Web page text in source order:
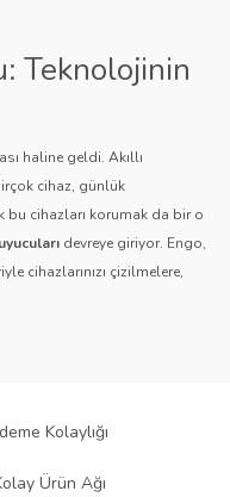
Teknolojinin
haline geldi. Akıllı
cihaz, günlük
bu cihazları korumak da bir o
devreye giriyor. Engo,
cihazlarınızı çizilmelere,
tecrübesi ve teknolojiye
Kullanıcı dostu tasarımı
Kolaylığı
Ürün Ağı